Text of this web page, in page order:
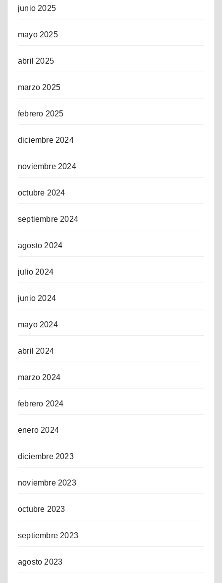
junio 2025
mayo 2025
abril 2025
marzo 2025
febrero 2025
diciembre 2024
noviembre 2024
octubre 2024
septiembre 2024
agosto 2024
julio 2024
junio 2024
mayo 2024
abril 2024
marzo 2024
febrero 2024
enero 2024
diciembre 2023
noviembre 2023
octubre 2023
septiembre 2023
agosto 2023